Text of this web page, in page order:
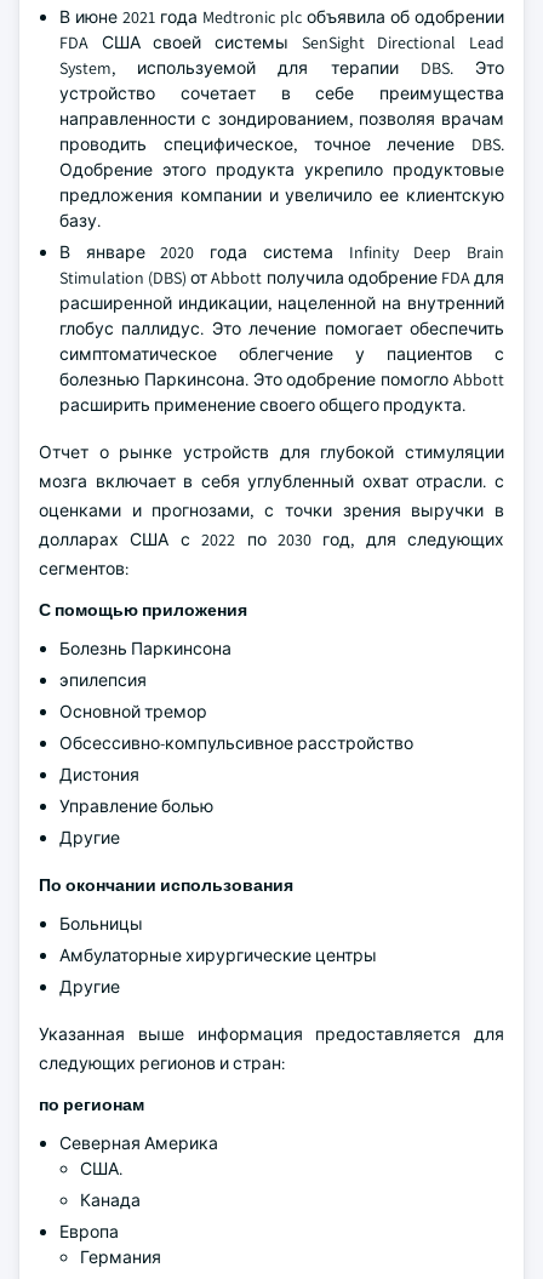
В июне 2021 года Medtronic plc объявила об одобрении
FDA США своей системы SenSight Directional Lead
System, используемой для терапии DBS. Это
устройство сочетает в себе преимущества
направленности с зондированием, позволяя врачам
проводить специфическое, точное лечение DBS.
Одобрение этого продукта укрепило продуктовые
предложения компании и увеличило ее клиентскую
базу.
В январе 2020 года система Infinity Deep Brain
Stimulation (DBS) от Abbott получила одобрение FDA для
расширенной индикации, нацеленной на внутренний
глобус паллидус. Это лечение помогает обеспечить
симптоматическое облегчение у пациентов с
болезнью Паркинсона. Это одобрение помогло Abbott
расширить применение своего общего продукта.
Отчет о рынке устройств для глубокой стимуляции
мозга включает в себя углубленный охват отрасли. с
оценками и прогнозами, с точки зрения выручки в
долларах США с 2022 по 2030 год, для следующих
сегментов:
С помощью приложения
Болезнь Паркинсона
эпилепсия
Основной тремор
Обсессивно-компульсивное расстройство
Дистония
Управление болью
Другие
По окончании использования
Больницы
Амбулаторные хирургические центры
Другие
Указанная выше информация предоставляется для
следующих регионов и стран:
по регионам
Северная Америка
США.
Канада
Европа
Германия